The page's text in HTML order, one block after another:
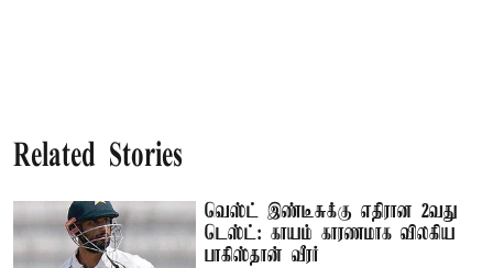
Related Stories
வெஸ்ட் இண்டீசுக்கு எதிரான 2வது
டெஸ்ட்: காயம் காரணமாக விலகிய
பாகிஸ்தான் வீரர்